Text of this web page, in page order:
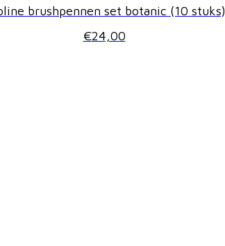
brushpennen set botanic (10 stuks)
€24,00